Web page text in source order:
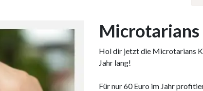
Microtarians
Hol dir jetzt die Microtarians
Jahr lang!
Für nur 60 Euro im Jahr